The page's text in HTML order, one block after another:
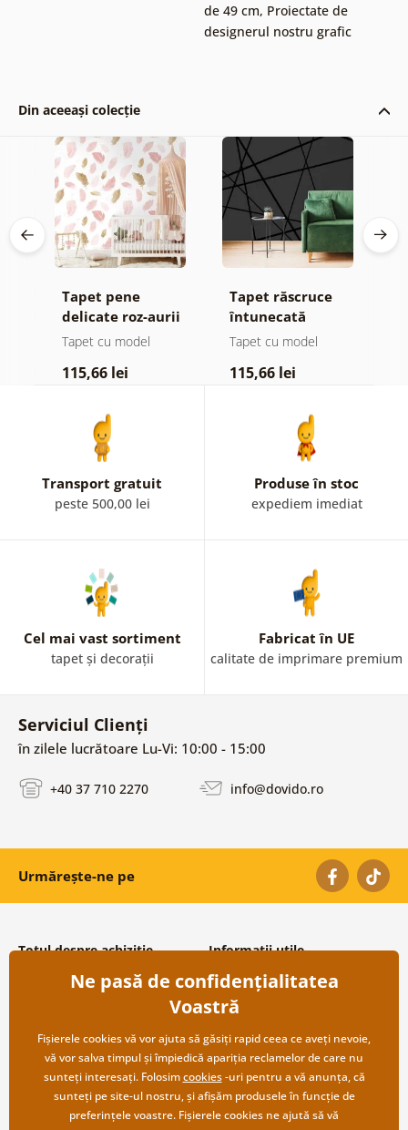
de 49 cm, Proiectate de
designerul nostru grafic
Din aceeași colecție
Tapet pene
delicate roz-aurii
Tapet cu model
115,66 lei
Tapet răscruce
întunecată
Tapet cu model
115,66 lei
Transport gratuit
peste 500,00 lei
Produse în stoc
expediem imediat
Cel mai vast sortiment
tapet și decorații
Fabricat în UE
calitate de imprimare premium
Serviciul Clienți
în zilele lucrătoare Lu-Vi: 10:00 - 15:00
+40 37 710 2270 info@dovido.ro
Urmărește-ne pe
Totul despre achiziție
Condiții și termeni generali
Protecția datelor personale
Transport și modalități de plată
Returnare
Informații utile
Despre noi
Întrebări frecvente
Contacte
Cooperare angro
Ne pasă de confidențialitatea
Voastră
Fișierele cookies vă vor ajuta să găsiți rapid ceea ce aveți nevoie,
vă vor salva timpul și împiedică apariția reclamelor de care nu
sunteți interesați. Folosimcookies-uri pentru a vă anunța, că
sunteți pe site-ul nostru, și afișăm produsele în funcție de
preferințele voastre. Fișierele cookies ne ajută să vă